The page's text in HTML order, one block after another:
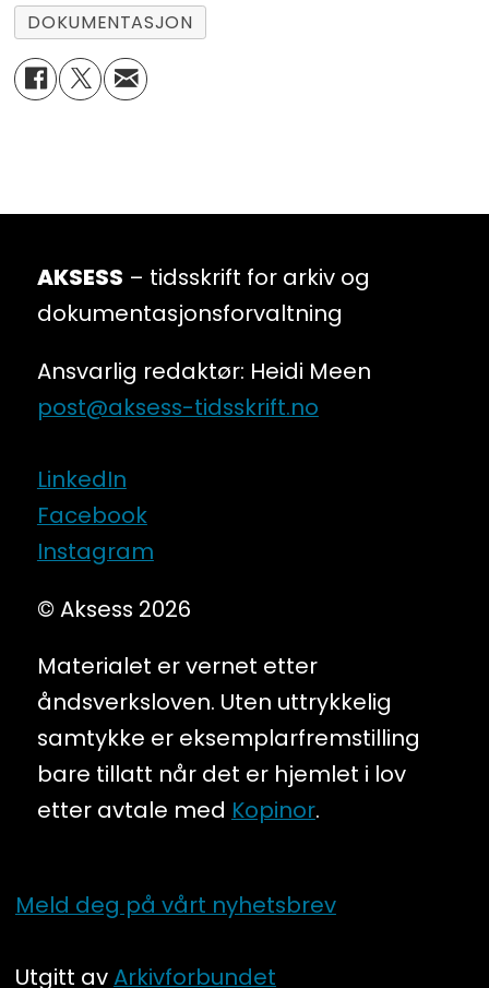
fartstid fra offentlig forvaltning.
DOKUMENTASJON
AKSESS – tidsskrift for arkiv og
dokumentasjonsforvaltning
Ansvarlig redaktør: Heidi Meen
post@aksess-tidsskrift.no
LinkedIn
Facebook
Instagram
© Aksess 2026
Materialet er vernet etter
åndsverksloven. Uten uttrykkelig
samtykke er eksemplarfremstilling
bare tillatt når det er hjemlet i lov
etter avtale med Kopinor.
Meld deg på vårt nyhetsbrev
Utgitt avArkivforbundet